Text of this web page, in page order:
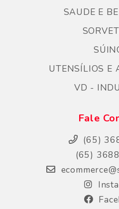
SAUDE E
UTENSÍLIOS E
VD -
Fale
(65)
(65)